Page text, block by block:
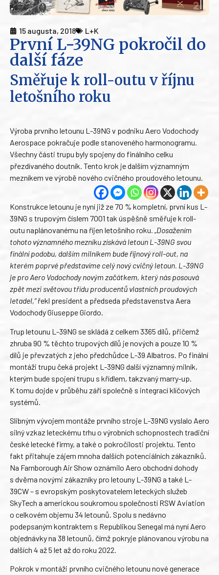
15 augusta, 2018 L+K
První L-39NG pokročil do
další fáze
Směřuje k roll-outu v říjnu
letošního roku
Výroba prvního letounu L-39NG v podniku Aero Vodochody
Aerospace pokračuje podle stanoveného harmonogramu.
Všechny části trupu byly spojeny do finálního celku
přezdívaného doutník. Tento krok je dalším významným
mezníkem ve výrobě nového cvičného proudového letounu.
Konstrukce letounu je nyní již ze 70 % kompletní, první kus L-
39NG s trupovým číslem 7001 tak úspěšně směřuje k roll-
outu naplánovanému na říjen letošního roku. „Dosažením
tohoto významného mezníku získává letoun L-39NG svou
finální podobu, dalším milníkem bude říjnový roll-out, na
kterém poprvé představíme celý nový cvičný letoun. L-39NG
je pro Aero Vodochody novým začátkem, který nás posouvá
zpět mezi světovou třídu producentů vlastních proudových
letadel,“řekl president a předseda představenstva Aera
Vodochody Giuseppe Giordo.
Trup letounu L-39NG se skládá z celkem 3365 dílů, přičemž
zhruba 90 % těchto trupových dílů je nových a pouze 10 %
dílů je převzatých z jeho předchůdce L-39 Albatros. Po finální
montáži trupu čeká projekt L-39NG další významný milník,
kterým bude spojení trupu s křídlem, takzvaný marry-up.
K tomu dojde v průběhu září společně s integrací klíčových
systémů.
Slibným vývojem montáže prvního stroje L-39NG vyslalo Aero
silný vzkaz leteckému trhu o výrobních schopnostech tradiční
české letecké firmy, a také o pokročilosti projektu. Tento
fakt přitahuje zájem mnoha dalších potenciálních zákazníků.
Na Farnborough Air Show oznámilo Aero obchodní dohody
s dvěma novými zákazníky pro letouny L-39NG a také L-
39CW – s evropským poskytovatelem leteckých služeb
SkyTech a americkou soukromou společností RSW Aviation
o celkovém objemu 34 letounů. Spolu s nedávno
podepsaným kontraktem s Republikou Senegal má nyní Aero
objednávky na 38 letounů, čímž pokryje plánovanou výrobu na
dalších 4 až 5 let až do roku 2022.
Pokrok v montáži prvního cvičného letounu nové generace